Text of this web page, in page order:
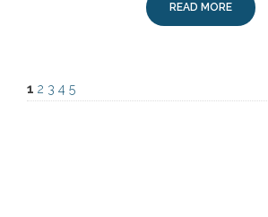
READ MORE
1 2 3 4 5